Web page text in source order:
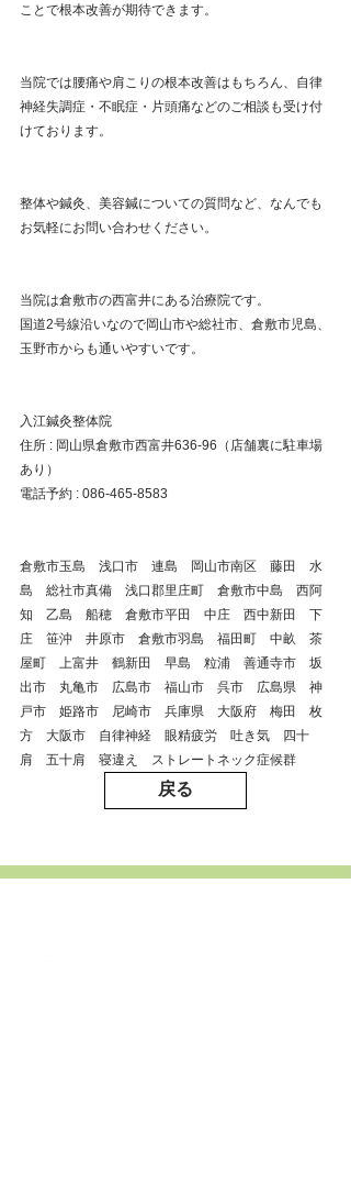
ことで根本改善が期待できます。
当院では腰痛や肩こりの根本改善はもちろん、自律
神経失調症・不眠症・片頭痛などのご相談も受け付
けております。
整体や鍼灸、美容鍼についての質問など、なんでも
お気軽にお問い合わせください。
当院は倉敷市の西富井にある治療院です。
国道2号線沿いなので岡山市や総社市、倉敷市児島、
玉野市からも通いやすいです。
入江鍼灸整体院
住所 : 岡山県倉敷市西富井636-96（店舗裏に駐車場
あり）
電話予約 : 086-465-8583
倉敷市玉島　浅口市　連島　岡山市南区　藤田　水
島　総社市真備　浅口郡里庄町　倉敷市中島　西阿
知　乙島　船穂　倉敷市平田　中庄　西中新田　下
庄　笹沖　井原市　倉敷市羽島　福田町　中畝　茶
屋町　上富井　鶴新田　早島　粒浦　善通寺市　坂
出市　丸亀市　広島市　福山市　呉市　広島県　神
戸市　姫路市　尼崎市　兵庫県　大阪府　梅田　枚
方　大阪市　自律神経　眼精疲労　吐き気　四十
肩　五十肩　寝違え　ストレートネック症候群
戻る